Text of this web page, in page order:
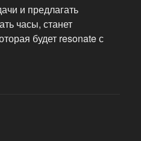
и предлагать
часы, станет
будет resonate с